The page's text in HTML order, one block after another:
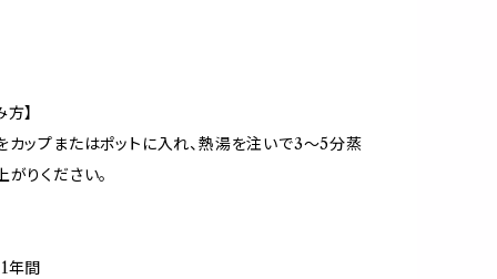
】
カップまたはポットに入れ、熱湯を注いで3〜5分蒸
がりください。
年間